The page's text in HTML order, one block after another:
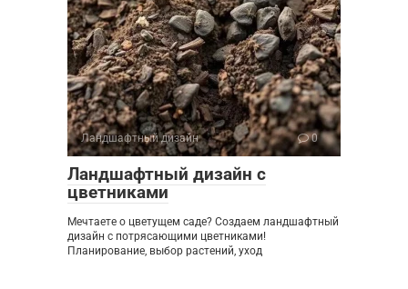
Ландшафтный дизайн 0
Ландшафтный дизайн с
цветниками
Мечтаете о цветущем саде? Создаем ландшафтный
дизайн с потрясающими цветниками!
Планирование, выбор растений, уход